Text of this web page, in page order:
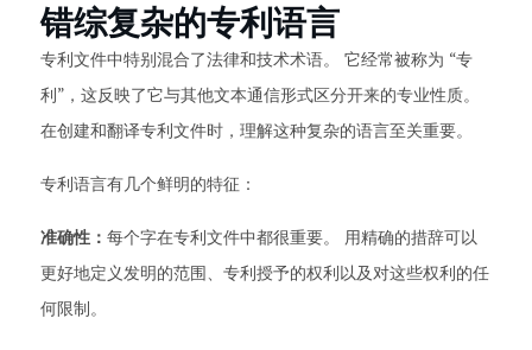
错综复杂的专利语言
专利文件中特别混合了法律和技术术语。 它经常被称为 “专
利”，这反映了它与其他文本通信形式区分开来的专业性质。
在创建和翻译专利文件时，理解这种复杂的语言至关重要。
专利语言有几个鲜明的特征：
准确性： 每个字在专利文件中都很重要。 用精确的措辞可以
更好地定义发明的范围、专利授予的权利以及对这些权利的任
何限制。